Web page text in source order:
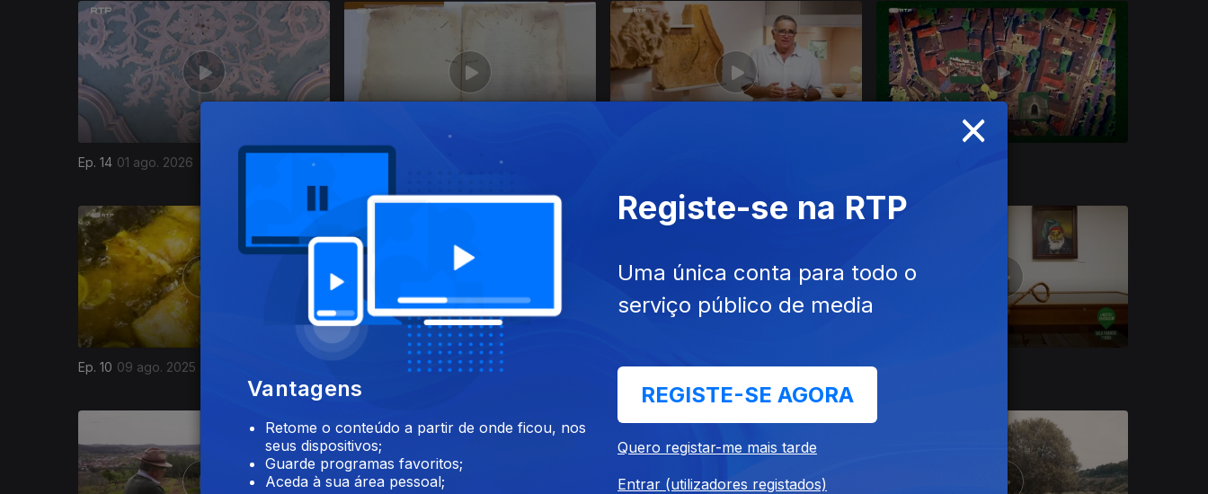
Ep. 14 01 ago. 2026
Ep. 10 09 ago. 2025 02 ago. 2025 Ep. 8 26 jul. 2025 Ep. 7
×
Vantagens
Retome o conteúdo a partir de onde ficou, nos
seus dispositivos;
Guarde programas favoritos;
Aceda à sua área pessoal;
Registe-se na RTP
Uma única conta para todo o
serviço público de media
REGISTE-SE AGORA
Quero registar-me mais tarde
Entrar (utilizadores registados)